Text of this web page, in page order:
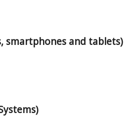
smartphones and tablets)